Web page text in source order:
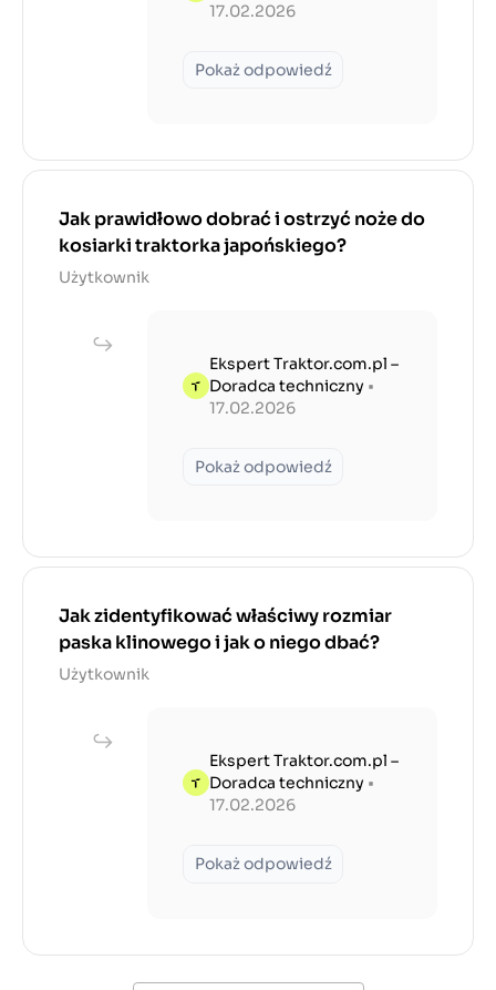
17.02.2026
Pokaż odpowiedź
Jak prawidłowo dobrać i ostrzyć noże do
kosiarki traktorka japońskiego?
Użytkownik
Ekspert Traktor.com.pl –
Doradca techniczny •
17.02.2026
Pokaż odpowiedź
Jak zidentyfikować właściwy rozmiar
paska klinowego i jak o niego dbać?
Użytkownik
Ekspert Traktor.com.pl –
Doradca techniczny •
17.02.2026
Pokaż odpowiedź